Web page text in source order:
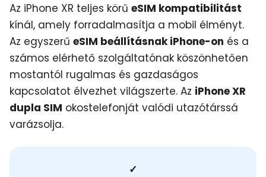
Az iPhone XR teljes körű eSIM kompatibilitást
kínál, amely forradalmasítja a mobil élményt.
Az egyszerű eSIM beállításnak iPhone-on és a
számos elérhető szolgáltatónak köszönhetően
mostantól rugalmas és gazdaságos
kapcsolatot élvezhet világszerte. Az iPhone XR
dupla SIM okostelefonját valódi utazótárssá
varázsolja.
✓